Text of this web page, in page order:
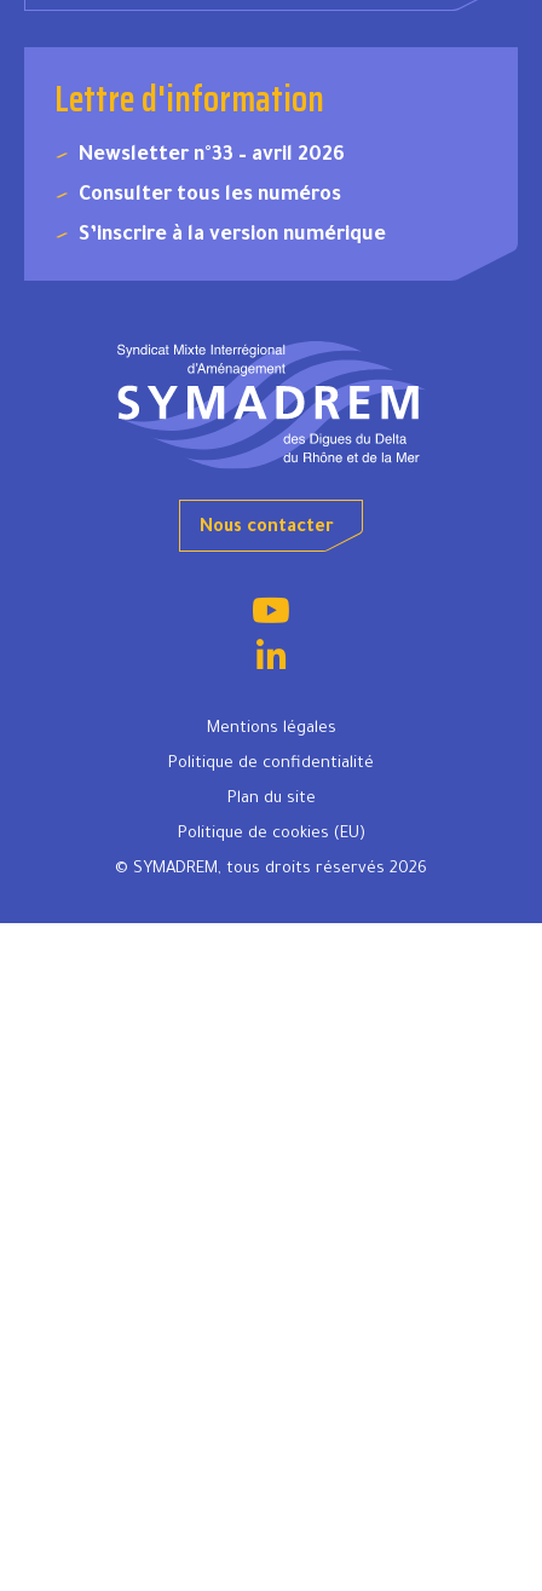
Lettre d'information
Newsletter n°33 – avril 2026
Consulter tous les numéros
S’inscrire à la version numérique
Nous contacter
Mentions légales
Politique de confidentialité
Plan du site
Politique de cookies (EU)
© SYMADREM, tous droits réservés 2026